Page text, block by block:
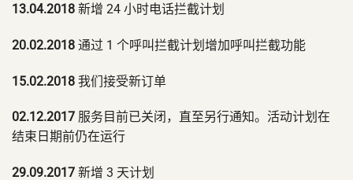
13.04.2018 新增 24 小时电话拦截计划
20.02.2018 通过 1 个呼叫拦截计划增加呼叫拦截功能
15.02.2018 我们接受新订单
02.12.2017 服务目前已关闭，直至另行通知。活动计划在
结束日期前仍在运行
29.09.2017 新增 3 天计划